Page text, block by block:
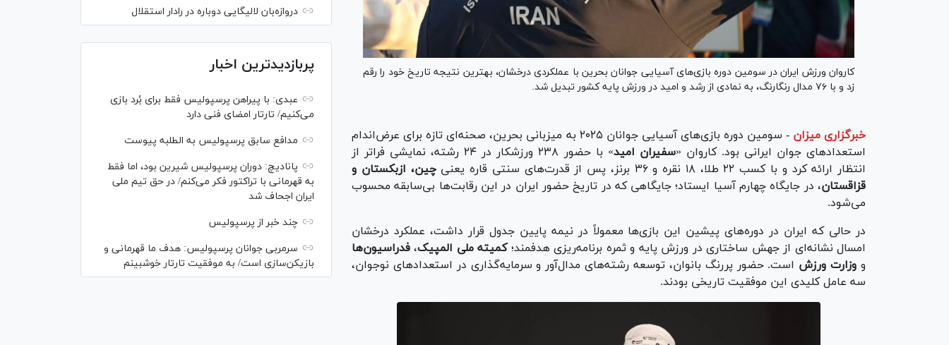
کاروان ورزش ایران در سومین دوره بازی‌های آسیایی جوانان بحرین با عملکردی درخشان، بهترین نتیجه تاریخ خود را رقم
زد و با ۷۶ مدال رنگارنگ، به نمادی از رشد و امید در ورزش پایه کشور تبدیل شد.
خبرگزاری میزان -
سومین دوره بازی‌های آسیایی جوانان ۲۰۲۵ به میزبانی بحرین، صحنه‌ای تازه برای عرض‌اندام
استعداد‌های جوان ایرانی بود. کاروان «سفیران امید
» با حضور ۲۳۸ ورزشکار در ۲۴ رشته، نمایشی فراتر از
انتظار ارائه کرد و با کسب ۲۲ طلا، ۱۸ نقره و ۳۶ برنز، پس از قدرت‌های سنتی قاره یعنی
چین، ازبکستان و
قزاقستان، در جایگاه چهارم آسیا ایستاد؛ جایگاهی که در تاریخ حضور ایران در این رقابت‌ها بی‌سابقه محسوب
می‌شود.
در حالی که ایران در دوره‌های پیشین این بازی‌ها معمولاً در نیمه پایین جدول قرار داشت، عملکرد درخشان
امسال نشانه‌ای از جهش ساختاری در ورزش پایه و ثمره برنامه‌ریزی هدفمند؛کمیته ملی المپیک، فدراسیون‌ها
و وزارت ورزش است. حضور پررنگ بانوان، توسعه رشته‌های مدال‌آور و سرمایه‌گذاری در استعداد‌های نوجوان،
سه عامل کلیدی این موفقیت تاریخی بودند.
دروازه‌بان لالیگایی دوباره در رادار استقلال
پربازدیدترین اخبار
عبدی: با پیراهن پرسپولیس فقط برای بُرد بازی
می‌کنیم/ تارتار امضای فنی دارد
مدافع سابق پرسپولیس به الطلبه پیوست
پانادیچ: دوران پرسپولیس شیرین بود، اما فقط
به قهرمانی با تراکتور فکر می‌کنم/ در حق تیم ملی
ایران اجحاف شد
چند خبر از پرسپولیس
سرمربی جوانان پرسپولیس: هدف ما قهرمانی و
بازیکن‌سازی است/ به موفقیت تارتار خوشبینم